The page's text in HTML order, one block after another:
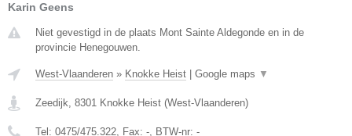
Karin Geens
Niet gevestigd in de plaats Mont Sainte Aldegonde en in de
provincie Henegouwen.
West-Vlaanderen » Knokke Heist | Google maps ▼
Zeedijk 8301 Knokke Heist (West-Vlaanderen)
Tel: 0475/475.322 , Fax: - , BTW-nr: -